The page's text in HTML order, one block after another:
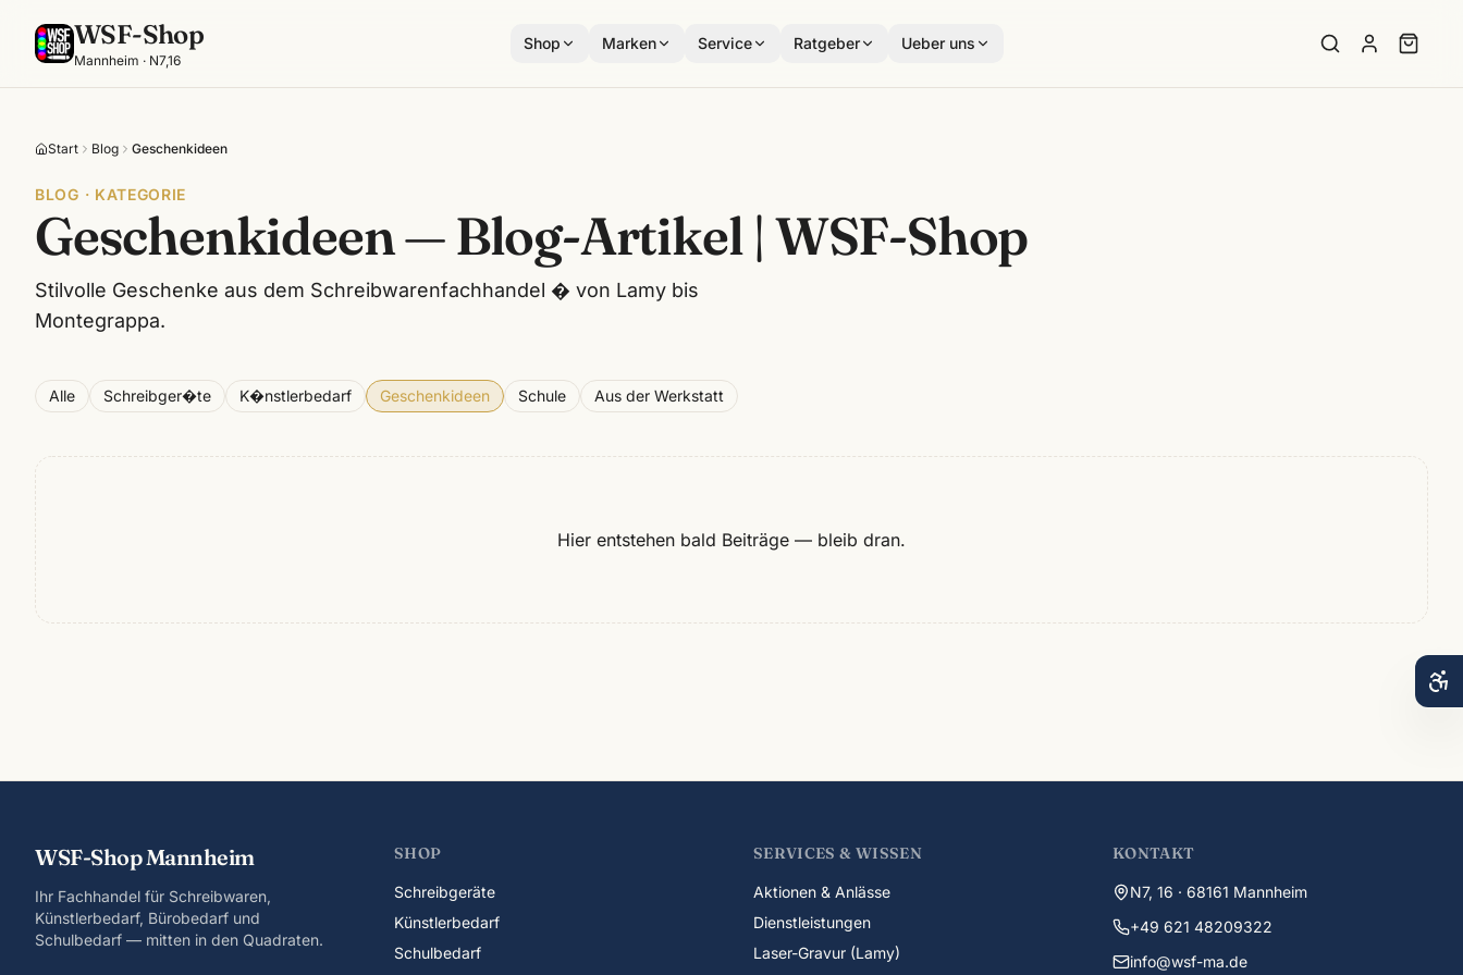
WSF-Shop
Mannheim · N7,16
Shop Marken Service Ratgeber Ueber uns
Start Blog Geschenkideen
BLOG · KATEGORIE
Geschenkideen — Blog-Artikel | WSF-Shop
Stilvolle Geschenke aus dem Schreibwarenfachhandel � von Lamy bis
Montegrappa.
Alle Schreibger�te K�nstlerbedarf Geschenkideen Schule Aus der Werkstatt
Hier entstehen bald Beiträge — bleib dran.
WSF-Shop Mannheim
Ihr Fachhandel für Schreibwaren,
Künstlerbedarf, Bürobedarf und
Schulbedarf — mitten in den Quadraten.
SHOP
Schreibgeräte
Künstlerbedarf
Schulbedarf
SERVICES & WISSEN
Aktionen & Anlässe
Dienstleistungen
Laser-Gravur (Lamy)
KONTAKT
N7, 16 · 68161 Mannheim
+49 621 48209322
info@wsf-ma.de